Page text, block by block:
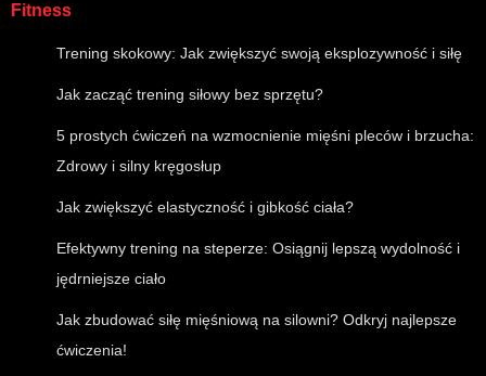
Fitness
Trening skokowy: Jak zwiększyć swoją eksplozywność i siłę
Jak zacząć trening siłowy bez sprzętu?
5 prostych ćwiczeń na wzmocnienie mięśni pleców i brzucha:
Zdrowy i silny kręgosłup
Jak zwiększyć elastyczność i gibkość ciała?
Efektywny trening na steperze: Osiągnij lepszą wydolność i
jędrniejsze ciało
Jak zbudować siłę mięśniową na silowni? Odkryj najlepsze
ćwiczenia!